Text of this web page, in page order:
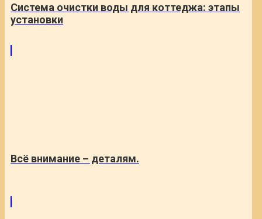
Система очистки воды для коттеджа: этапы
установки
Всё внимание – деталям.